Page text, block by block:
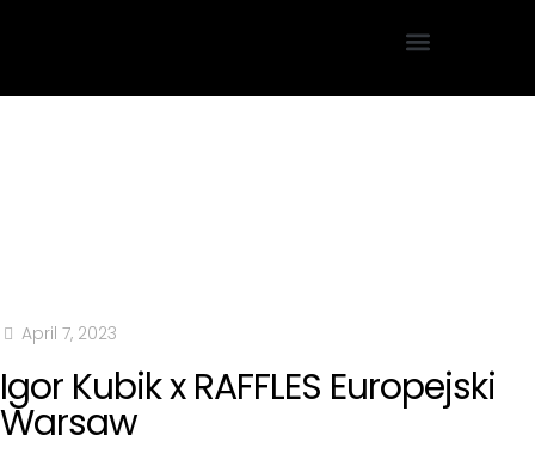
April 7, 2023
Igor Kubik x RAFFLES Europejski
Warsaw